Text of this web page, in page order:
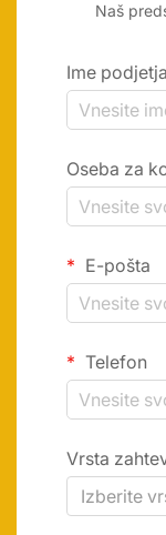
Naš
Ime podjetja
Oseba za
E-pošta
Telefon
Vrsta
Izberite